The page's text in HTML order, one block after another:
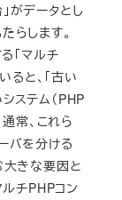
がデータとし
らします。
「マルチ
ると、「古い
ステム（PHP
常、これら
バを分ける
大きな要因と
チPHPコン